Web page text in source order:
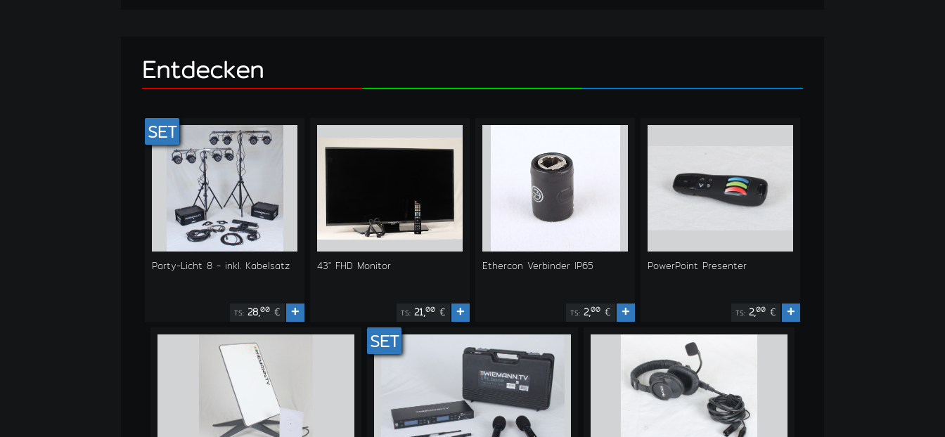
Entdecken
SET
Party-Licht 8 - inkl. Kabelsatz
TS: 28,00 € +
43" FHD Monitor
TS: 21,00 € +
Ethercon Verbinder IP65
TS: 2,00 € +
PowerPoint Presenter
TS: 2,00 € +
SET